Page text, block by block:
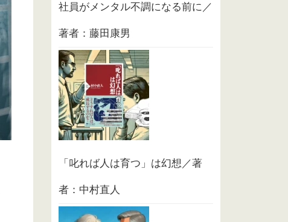
社員がメンタル不調になる前に／
著者：藤田康男
「叱れば人は育つ」は幻想／著
者：中村直人